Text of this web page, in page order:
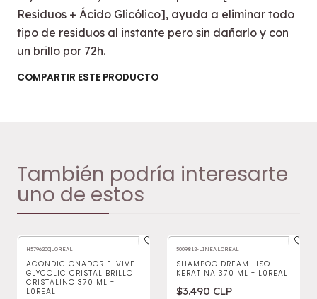
Residuos + Ácido Glicólico], ayuda a eliminar todo
tipo de residuos al instante pero sin dañarlo y con
un brillo por 72h.
COMPARTIR ESTE PRODUCTO
También podría interesarte
uno de estos
H5796200|LOREAL
ACONDICIONADOR ELVIVE
GLYCOLIC CRISTAL BRILLO
CRISTALINO 370 ML -
L0REAL
5009812-LINEA|LOREAL
SHAMPOO DREAM LISO
KERATINA 370 ML - L0REAL
$3.490 CLP